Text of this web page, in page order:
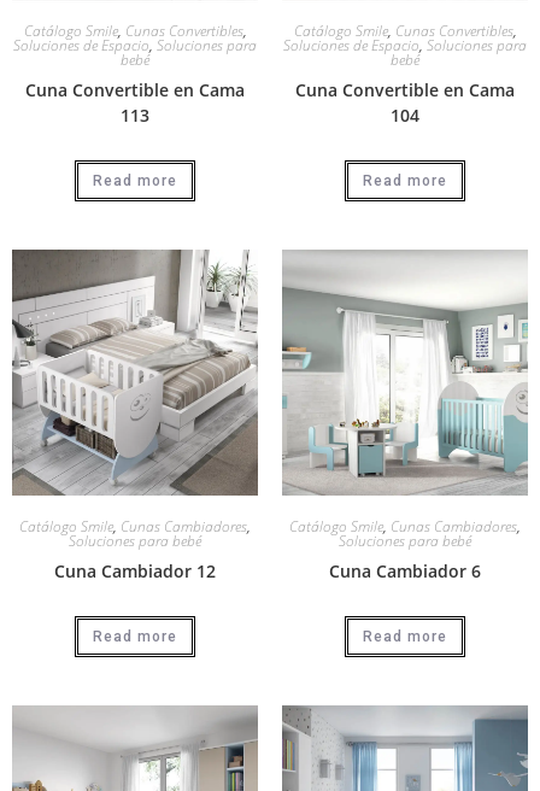
Catálogo Smile, Cunas Convertibles,
Soluciones de Espacio, Soluciones para
bebé
Cuna Convertible en Cama
113
Read more
Catálogo Smile, Cunas Convertibles,
Soluciones de Espacio, Soluciones para
bebé
Cuna Convertible en Cama
104
Read more
Catálogo Smile, Cunas Cambiadores,
Soluciones para bebé
Cuna Cambiador 12
Read more
Catálogo Smile, Cunas Cambiadores,
Soluciones para bebé
Cuna Cambiador 6
Read more